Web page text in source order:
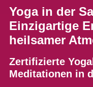
Yoga in der
Einzigartige
heilsamer
Zertifizierte
Meditationen in